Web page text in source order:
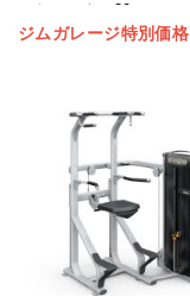
ルトレーナー30
ジムガレージ特別価格